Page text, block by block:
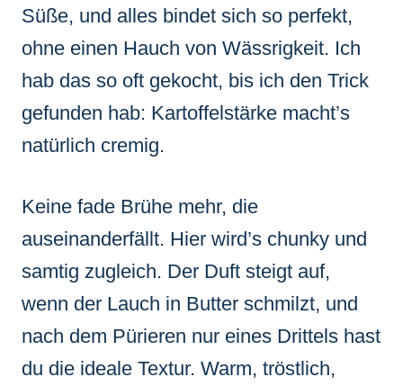
Süße, und alles bindet sich so perfekt,
ohne einen Hauch von Wässrigkeit. Ich
hab das so oft gekocht, bis ich den Trick
gefunden hab: Kartoffelstärke macht’s
natürlich cremig.
Keine fade Brühe mehr, die
auseinanderfällt. Hier wird’s chunky und
samtig zugleich. Der Duft steigt auf,
wenn der Lauch in Butter schmilzt, und
nach dem Pürieren nur eines Drittels hast
du die ideale Textur. Warm, tröstlich,